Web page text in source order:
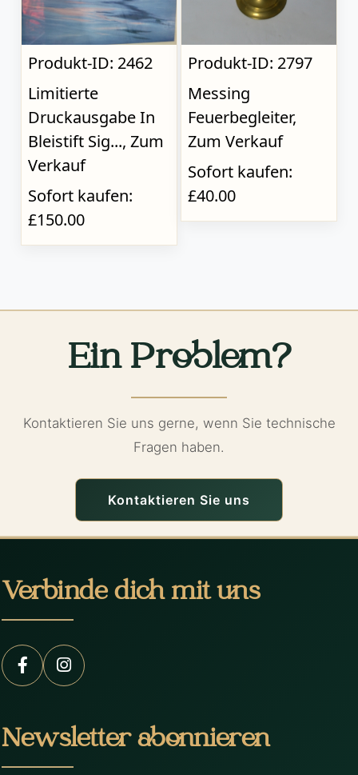
Produkt-ID: 2462
Limitierte
Druckausgabe In
Bleistift Sig..., Zum
Verkauf
Sofort kaufen:
£150.00
Produkt-ID: 2797
Messing
Feuerbegleiter,
Zum Verkauf
Sofort kaufen:
£40.00
Ein Problem?
Kontaktieren Sie uns gerne, wenn Sie technische
Fragen haben.
Kontaktieren Sie uns
Verbinde dich mit uns
Newsletter abonnieren